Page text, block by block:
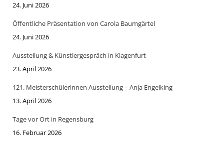
24. Juni 2026
Öffentliche Präsentation von Carola Baumgärtel
24. Juni 2026
Ausstellung & Künstlergespräch in Klagenfurt
23. April 2026
121. Meisterschülerinnen Ausstellung – Anja Engelking
13. April 2026
Tage vor Ort in Regensburg
16. Februar 2026